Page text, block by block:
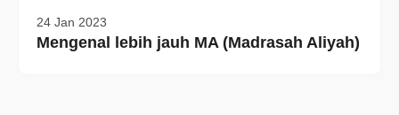
24 Jan 2023
Mengenal lebih jauh MA (Madrasah Aliyah)